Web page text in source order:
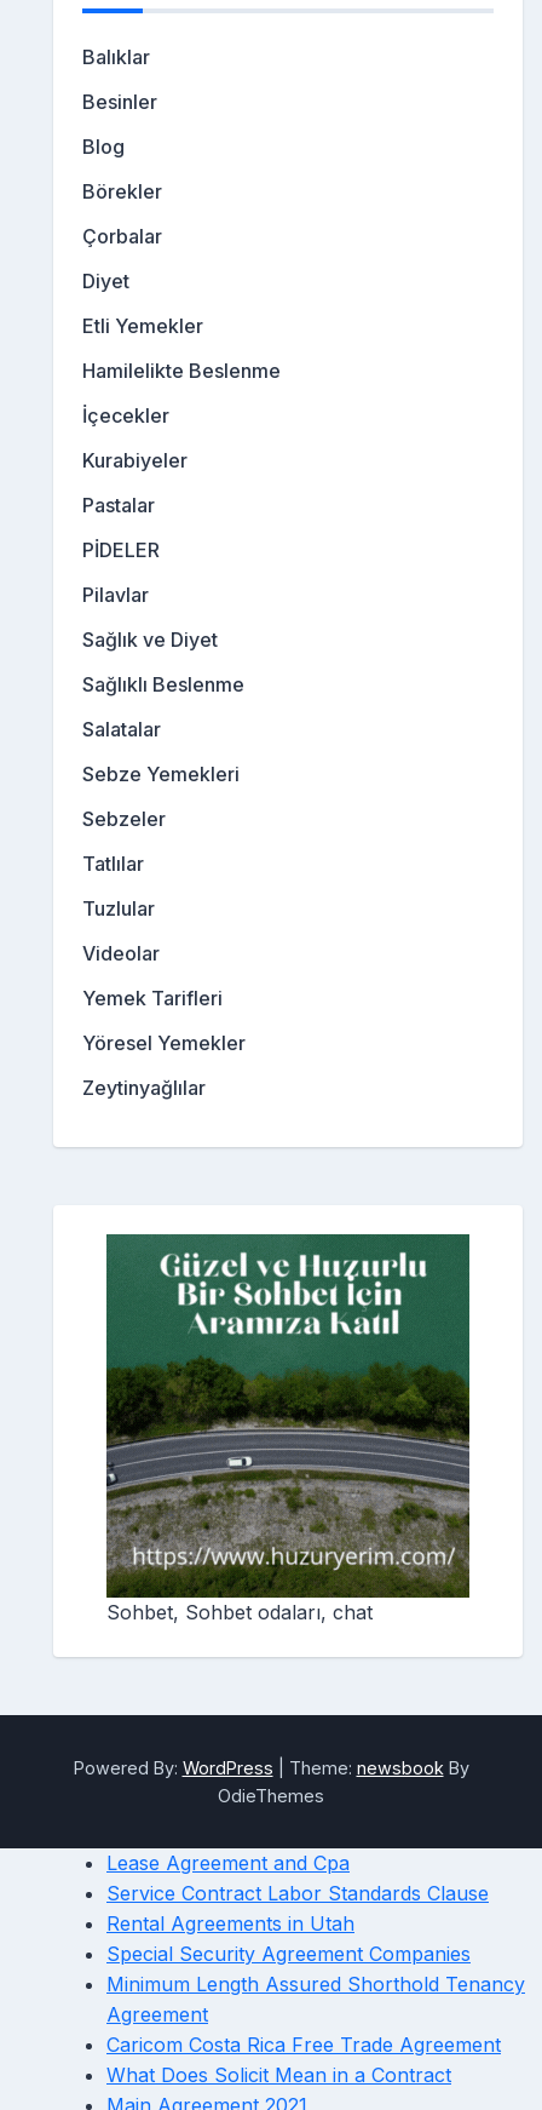
Balıklar
Besinler
Blog
Börekler
Çorbalar
Diyet
Etli Yemekler
Hamilelikte Beslenme
İçecekler
Kurabiyeler
Pastalar
PİDELER
Pilavlar
Sağlık ve Diyet
Sağlıklı Beslenme
Salatalar
Sebze Yemekleri
Sebzeler
Tatlılar
Tuzlular
Videolar
Yemek Tarifleri
Yöresel Yemekler
Zeytinyağlılar
Sohbet, Sohbet odaları, chat
Powered By: WordPress Theme: newsbook By
OdieThemes
Lease Agreement and Cpa
Service Contract Labor Standards Clause
Rental Agreements in Utah
Special Security Agreement Companies
Minimum Length Assured Shorthold Tenancy
Agreement
Caricom Costa Rica Free Trade Agreement
What Does Solicit Mean in a Contract